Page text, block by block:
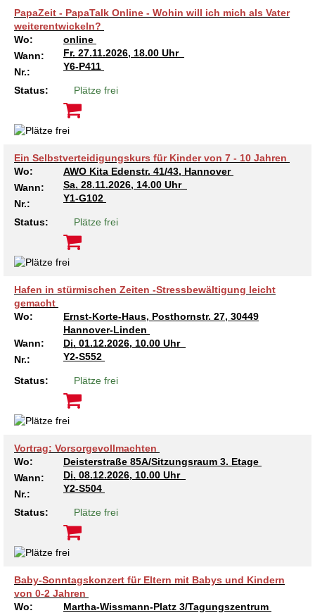
PapaZeit - PapaTalk Online - Wohin will ich mich als Vater
weiterentwickeln?
Wo:
online
Wann:
Fr. 27.11.2026, 18.00 Uhr
Nr.:
Y6-P411
Status: Plätze frei
Ein Selbstverteidigungskurs für Kinder von 7 - 10 Jahren
Wo:
AWO Kita Edenstr. 41/43, Hannover
Wann:
Sa. 28.11.2026, 14.00 Uhr
Nr.:
Y1-G102
Status: Plätze frei
Hafen in stürmischen Zeiten -Stressbewältigung leicht
gemacht
Wo:
Ernst-Korte-Haus, Posthornstr. 27, 30449
Hannover-Linden
Wann:
Di. 01.12.2026, 10.00 Uhr
Nr.:
Y2-S552
Status: Plätze frei
Vortrag: Vorsorgevollmachten
Wo:
Deisterstraße 85A/Sitzungsraum 3. Etage
Wann:
Di. 08.12.2026, 10.00 Uhr
Nr.:
Y2-S504
Status: Plätze frei
Baby-Sonntagskonzert für Eltern mit Babys und Kindern
von 0-2 Jahren
Wo:
Martha-Wissmann-Platz 3/Tagungszentrum